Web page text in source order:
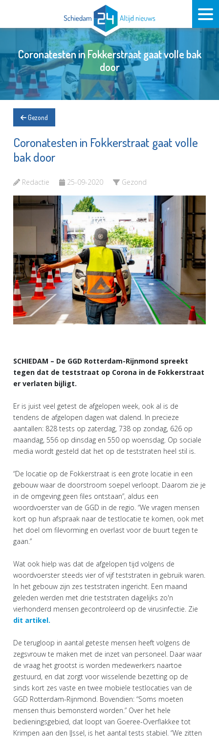
Coronatesten in Fokkerstraat gaat volle bak
door
Gezond
Coronatesten in Fokkerstraat gaat volle
bak door
Redactie 25-09-2020 Gezond
SCHIEDAM – De GGD Rotterdam-Rijnmond spreekt
tegen dat de teststraat op Corona in de Fokkerstraat
er verlaten bijligt.
Er is juist veel getest de afgelopen week, ook al is de
tendens de afgelopen dagen wat dalend. In precieze
aantallen: 828 tests op zaterdag, 738 op zondag, 626 op
maandag, 556 op dinsdag en 550 op woensdag. Op sociale
media wordt gesteld dat het op de teststraten heel stil is.
“De locatie op de Fokkerstraat is een grote locatie in een
gebouw waar de doorstroom soepel verloopt. Daarom zie je
in de omgeving geen files ontstaan”, aldus een
woordvoerster van de GGD in de regio. “We vragen mensen
kort op hun afspraak naar de testlocatie te komen, ook met
het doel om filevorming en overlast voor de buurt tegen te
gaan.”
Wat ook hielp was dat de afgelopen tijd volgens de
woordvoerster steeds vier of vijf teststraten in gebruik waren.
In het gebouw zijn zes teststraten ingericht. Een maand
geleden werden met drie teststraten dagelijks zo'n
vierhonderd mensen gecontroleerd op de virusinfectie. Zie
dit artikel.
De terugloop in aantal geteste mensen heeft volgens de
zegsvrouw te maken met de inzet van personeel. Daar waar
de vraag het grootst is worden medewerkers naartoe
gestuurd, en dat zorgt voor wisselende bezetting op de
sinds kort zes vaste en twee mobiele testlocaties van de
GGD Rotterdam-Rijnmond. Bovendien: “Soms moeten
mensen thuis bemonsterd worden.” Over het hele
bedieningsgebied, dat loopt van Goeree-Overflakkee tot
Krimpen aan den IJssel, is het aantal tests stabiel. “We zitten